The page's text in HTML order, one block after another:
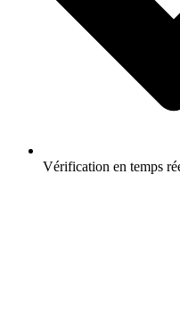
Vérification en temps